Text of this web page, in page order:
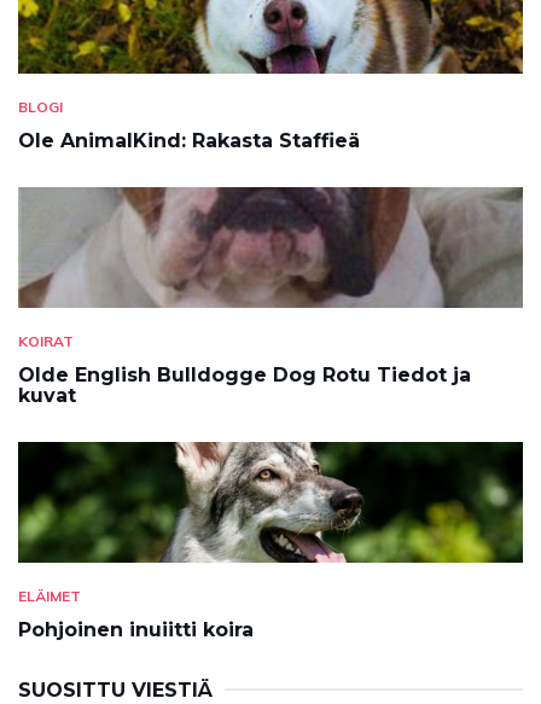
BLOGI
Ole AnimalKind: Rakasta Staffieä
KOIRAT
Olde English Bulldogge Dog Rotu Tiedot ja
kuvat
ELÄIMET
Pohjoinen inuiitti koira
SUOSITTU VIESTIÄ